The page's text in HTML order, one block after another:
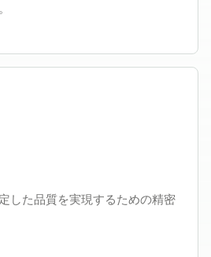
した品質を実現するための精密